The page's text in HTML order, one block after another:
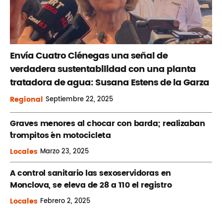
Envía Cuatro Ciénegas una señal de
verdadera sustentabilidad con una planta
tratadora de agua: Susana Estens de la Garza
Regional Septiembre22, 2025
Graves menores al chocar con barda; realizaban
´trompitos ´en motocicleta
Locales Marzo23, 2025
A control sanitario las sexoservidoras en
Monclova, se eleva de 28 a 110 el registro
Locales Febrero2, 2025